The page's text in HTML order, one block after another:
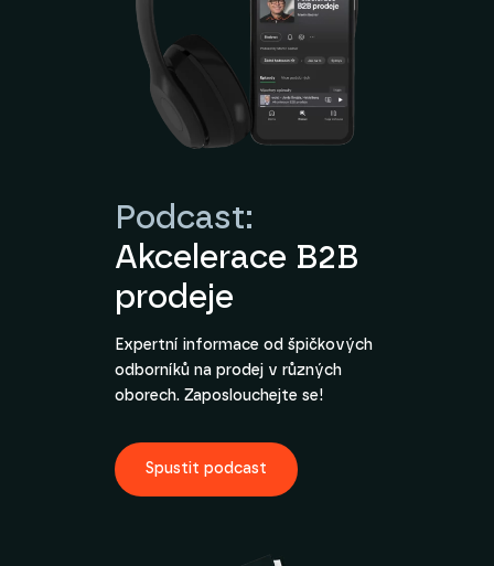
Podcast:
Akcelerace B2B
prodeje
Expertní informace od špičkových
odborníků na prodej v různých
oborech. Zaposlouchejte se!
Spustit podcast